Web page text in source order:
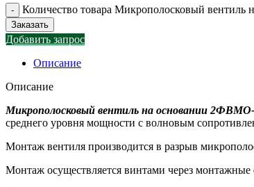
Количество товара Микрополосковый
Заказать
Добавить запрос
Описание
Описание
Микрополосковый вентиль на основании
среднего уровня мощности с волновым
Монтаж вентиля производится в разрыв
Монтаж осуществляется винтами через монтажные